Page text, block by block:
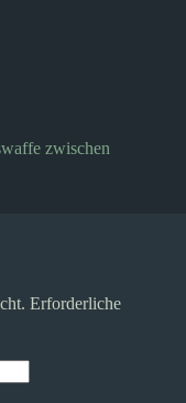
zwischen
Erforderliche